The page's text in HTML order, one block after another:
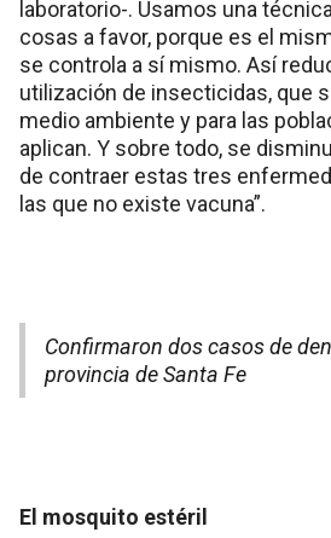
laboratorio-. Usamos una
cosas a favor, porque es el
se controla a sí mismo. Así
utilización de insecticidas, que
medio ambiente y para las
aplican. Y sobre todo, se
de contraer estas tres
las que no existe vacuna”.
Confirmaron dos casos de
provincia de Santa Fe
El mosquito estéril